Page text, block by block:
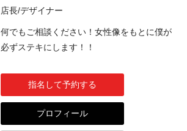
店長/デザイナー
何でもご相談ください！女性像をもとに僕が
必ずステキにします！！
指名して予約する
プロフィール